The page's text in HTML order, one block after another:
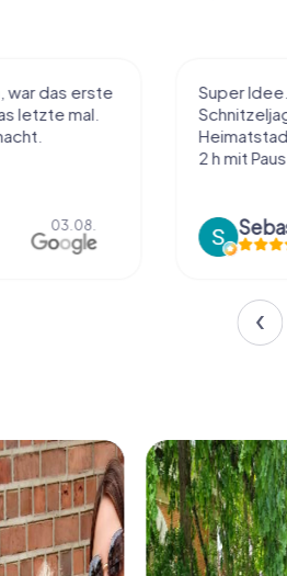
Super Idee. Wir haben die
Schnitzeljagd in unserer
Heimatstadt gemacht
2 h mit Pause gut
Sebastian “the sleeping Boxer Dog” Röhner